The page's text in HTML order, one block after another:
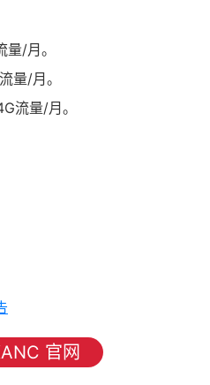
/月。
量/月。
流量/月。
官网